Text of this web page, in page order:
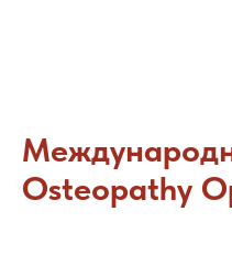
Osteopathy